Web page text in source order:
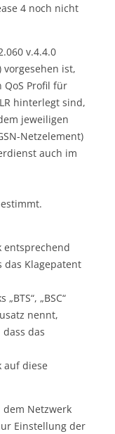
4 noch nicht
v.4.4.0
vorgesehen ist,
Profil für
hinterlegt sind,
jeweiligen
Netzelement)
auch im
entsprechend
das Klagepatent
„BSC“
nennt,
das
auf diese
Netzwerk
Einstellung der